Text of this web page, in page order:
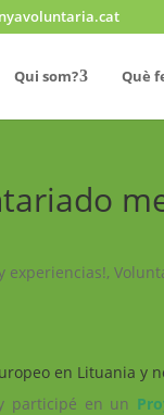
Qui som? Què
experiencias!,
en Lituania y
participé en un